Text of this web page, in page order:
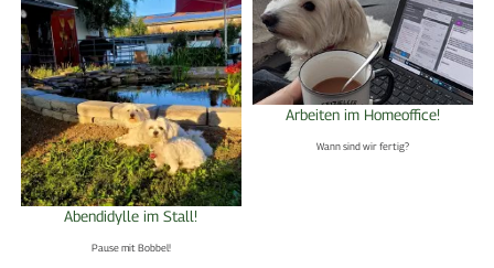
Abendidylle im Stall!
Pause mit Bobbel!
Arbeiten im Homeoffice!
Wann sind wir fertig?